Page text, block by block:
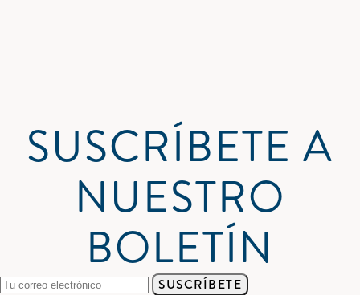
SUSCRÍBETE A
NUESTRO
BOLETÍN
SUSCRÍBETE